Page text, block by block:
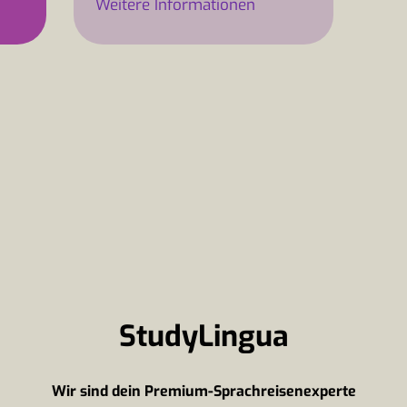
Weitere Informationen
StudyLingua
Wir sind dein Premium-Sprachreisenexperte